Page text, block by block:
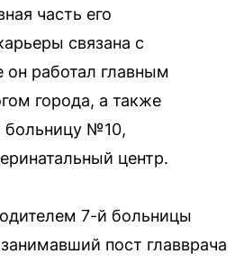
часть его
связана с
он работал главным
города, а также
больницу №10,
центр.
7-й больницы
пост главврача